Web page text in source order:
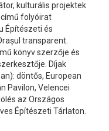
kulturális projektek
folyóirat
Építészeti és
transparent.
könyv szerzője és
Díjak
döntős, European
Pavilon, Velencei
az Országos
Építészeti Tárlaton.